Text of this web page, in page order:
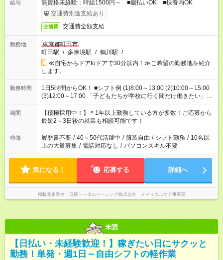
給与
無資格未経験：時給1500円～ ■週払いOK ■扶養内OK
交通費別途支給あり
交通費 交通費全額支給
勤務地
東京都町田市
町田駅 / 多摩境駅 / 鶴川駅 / …
≪自宅からドアtoドアで30分以内！≫ご希望の勤務地を紹介
します。
勤務時間
1日5時間からOK！ ■シフト例 (1)8:00～13:00 (2)10:00～15:00
(3)12:00～17:00 「子どもたちが学校に行く間だけ働きたい」
「余裕を持って夕飯の準備がしたい」 「午前中は働いて、午後
はプライベートの時間にしたい」 など、ご希望を教えてくださ
いね。 ※Wワーク希望の方へ 今ご覧のお仕事で希望する勤務時
間と、もう1つのお仕事の勤務時間。 合計で週40時間を超える
場合は応募できません。
期間
【積極採用中！】＊1年以上勤務している方が多数！ご応募から
最短2～3日後の就業も相談可能です！
特徴 履歴書不要 / 40～50代活躍中 / 服装自由 / シフト勤務 / 10名以
上の大量募集 / 電話対応なし / パソコンスキル不要
気になる！ 応募する 詳細へ
掲載元企業名 日研トータルソーシング株式会社 メディカルケア事業部
未読
【日払い・未経験歓迎！】稼ぎたい日にサクッと
勤務！単発・週1日～自由シフトの軽作業